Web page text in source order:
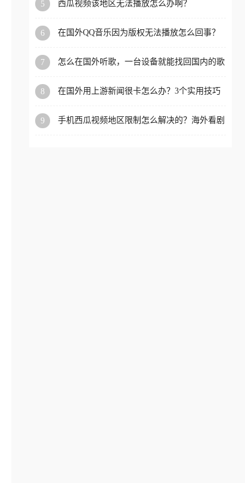
扰。
5 西瓜视频该地区无法播放怎么办啊？
6
在国外QQ音乐因为版权无法播放怎么回事？
7
怎么在国外听歌，一台设备就能找回国内的歌
8
在国外用上游新闻很卡怎么办？3个实用技巧
9
手机西瓜视频地区限制怎么解决的？海外看剧